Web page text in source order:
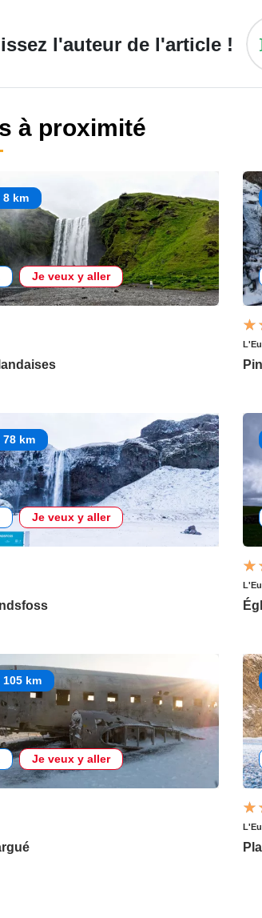
l'auteur de l'article !
à proximité
8 km
Je veux y aller
78 km
Je veux y aller
km
Je veux y aller